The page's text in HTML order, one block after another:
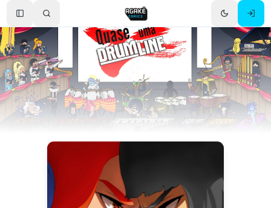
Toggle Sidebar